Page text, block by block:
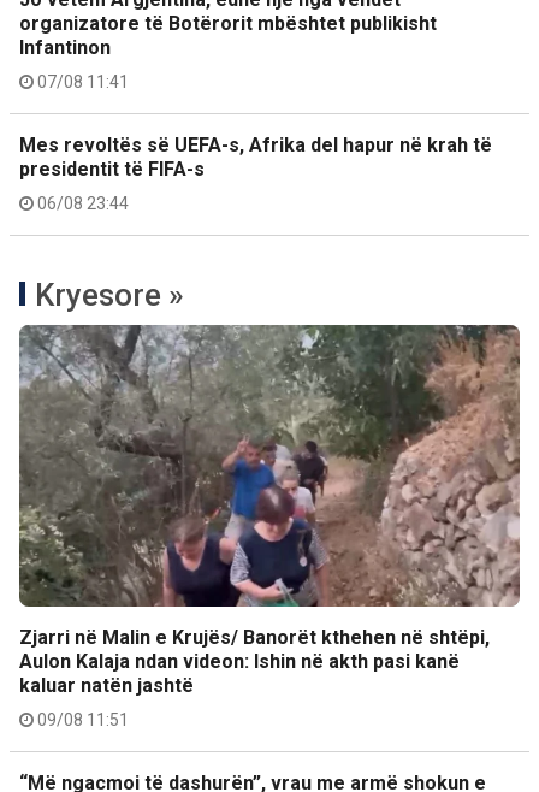
organizatore të Botërorit mbështet publikisht
Infantinon
07/08 11:41
Mes revoltës së UEFA-s, Afrika del hapur në krah të
presidentit të FIFA-s
06/08 23:44
Kryesore »
Zjarri në Malin e Krujës/ Banorët kthehen në shtëpi,
Aulon Kalaja ndan videon: Ishin në akth pasi kanë
kaluar natën jashtë
09/08 11:51
“Më ngacmoi të dashurën”, vrau me armë shokun e